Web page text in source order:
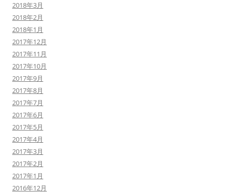
2018年3月
2018年2月
2018年1月
2017年12月
2017年11月
2017年10月
2017年9月
2017年8月
2017年7月
2017年6月
2017年5月
2017年4月
2017年3月
2017年2月
2017年1月
2016年12月